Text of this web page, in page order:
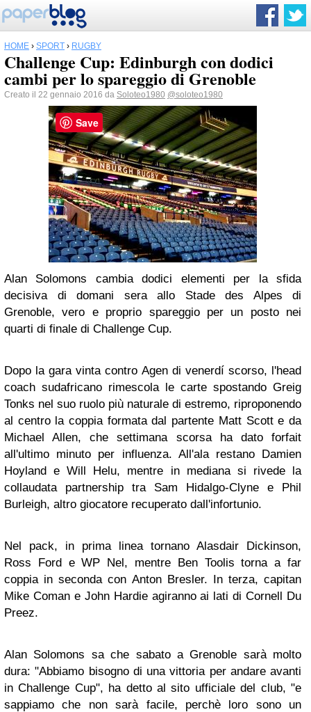
HOME › SPORT › RUGBY
Challenge Cup: Edinburgh con dodici
cambi per lo spareggio di Grenoble
Creato il 22 gennaio 2016 da Soloteo1980 @soloteo1980
Alan Solomons cambia dodici elementi per la sfida
decisiva di domani sera allo Stade des Alpes di
Grenoble, vero e proprio spareggio per un posto nei
quarti di finale di Challenge Cup.
Dopo la gara vinta contro Agen di venerdí scorso, l'head
coach sudafricano rimescola le carte spostando Greig
Tonks nel suo ruolo più naturale di estremo, riproponendo
al centro la coppia formata dal partente Matt Scott e da
Michael Allen, che settimana scorsa ha dato forfait
all'ultimo minuto per influenza. All'ala restano Damien
Hoyland e Will Helu, mentre in mediana si rivede la
collaudata partnership tra Sam Hidalgo-Clyne e Phil
Burleigh, altro giocatore recuperato dall'infortunio.
Nel pack, in prima linea tornano Alasdair Dickinson,
Ross Ford e WP Nel, mentre Ben Toolis torna a far
coppia in seconda con Anton Bresler. In terza, capitan
Mike Coman e John Hardie agiranno ai lati di Cornell Du
Preez.
Alan Solomons sa che sabato a Grenoble sarà molto
dura: "Abbiamo bisogno di una vittoria per andare avanti
in Challenge Cup", ha detto al sito ufficiale del club, "e
sappiamo che non sarà facile, perchè loro sono un
Save